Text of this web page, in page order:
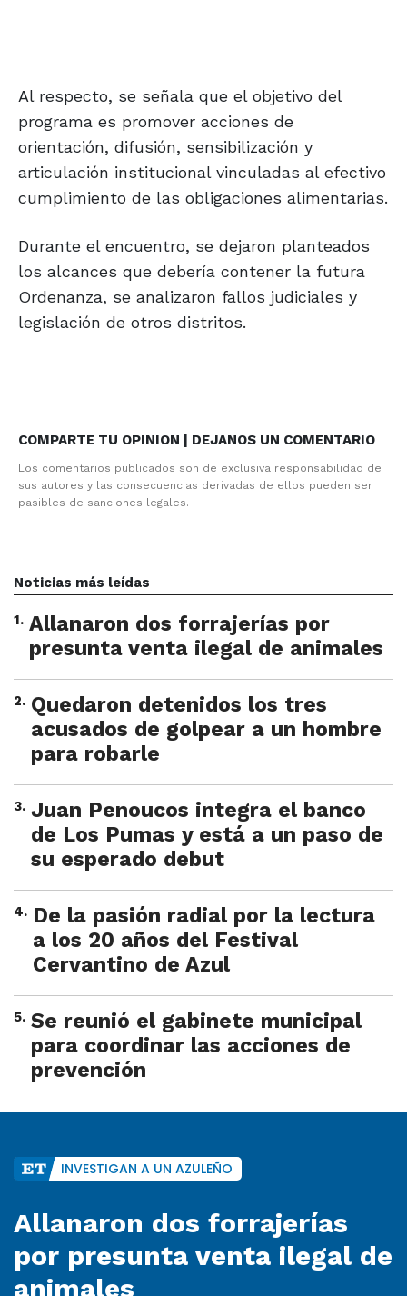
Al respecto, se señala que el objetivo del
programa es promover acciones de
orientación, difusión, sensibilización y
articulación institucional vinculadas al efectivo
cumplimiento de las obligaciones alimentarias.
Durante el encuentro, se dejaron planteados
los alcances que debería contener la futura
Ordenanza, se analizaron fallos judiciales y
legislación de otros distritos.
COMPARTE TU OPINION | DEJANOS UN COMENTARIO
Los comentarios publicados son de exclusiva responsabilidad de
sus autores y las consecuencias derivadas de ellos pueden ser
pasibles de sanciones legales.
Noticias más leídas
1. Allanaron dos forrajerías por
presunta venta ilegal de animales
2. Quedaron detenidos los tres
acusados de golpear a un hombre
para robarle
3. Juan Penoucos integra el banco
de Los Pumas y está a un paso de
su esperado debut
4. De la pasión radial por la lectura
a los 20 años del Festival
Cervantino de Azul
5. Se reunió el gabinete municipal
para coordinar las acciones de
prevención
INVESTIGAN A UN AZULEÑO
Allanaron dos forrajerías
por presunta venta ilegal de
animales